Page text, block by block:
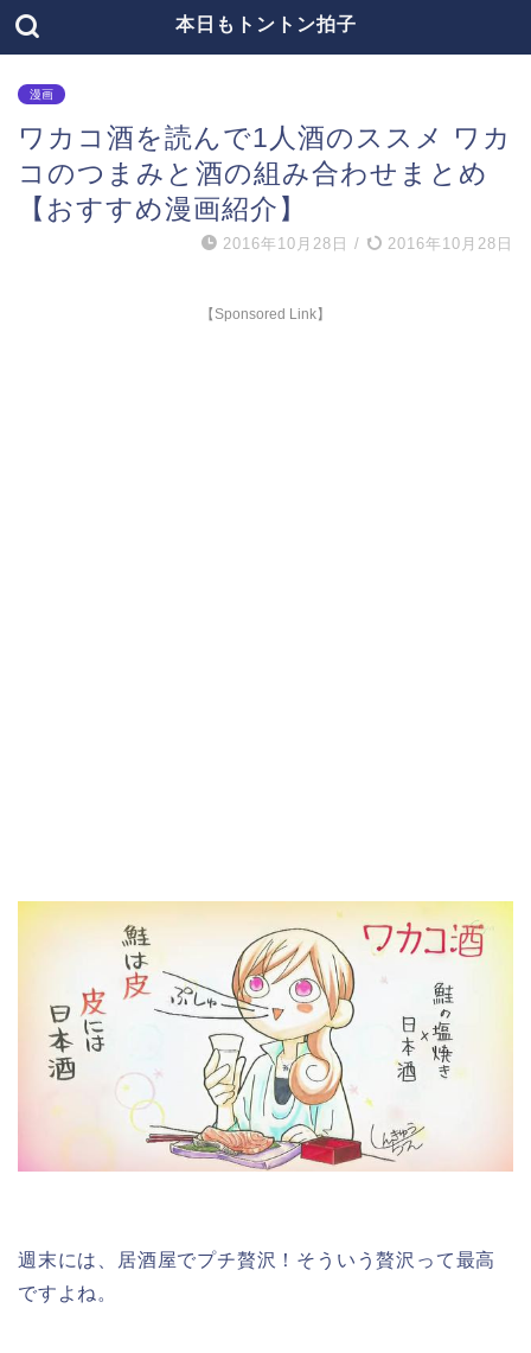
本日もトントン拍子
漫画
ワカコ酒を読んで1人酒のススメ ワカ
コのつまみと酒の組み合わせまとめ
【おすすめ漫画紹介】
2016年10月28日 / 2016年10月28日
【Sponsored Link】
週末には、居酒屋でプチ贅沢！そういう贅沢って最高
ですよね。